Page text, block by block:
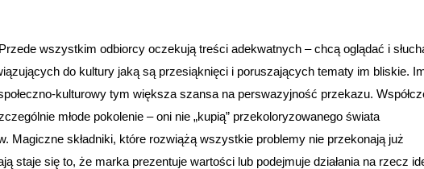
wszystkim odbiorcy oczekują treści adekwatnych – chcą oglądać i
do kultury jaką są przesiąknięci i poruszających tematy im bliskie.
kulturowy tym większa szansa na perswazyjność przekazu.
młode pokolenie – oni nie „kupią” przekoloryzowanego świata
Magiczne składniki, które rozwiążą wszystkie problemy nie przekonają już
staje się to, że marka prezentuje wartości lub podejmuje działania na rzecz